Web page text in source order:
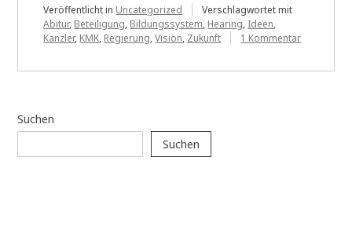
Veröffentlicht in Uncategorized
Verschlagwortet mit
Abitur, Beteiligung, Bildungssystem, Hearing, Ideen,
Kanzler, KMK, Regierung,Vision, Zukunft 1 Kommentarzu
Suchen
Suchen